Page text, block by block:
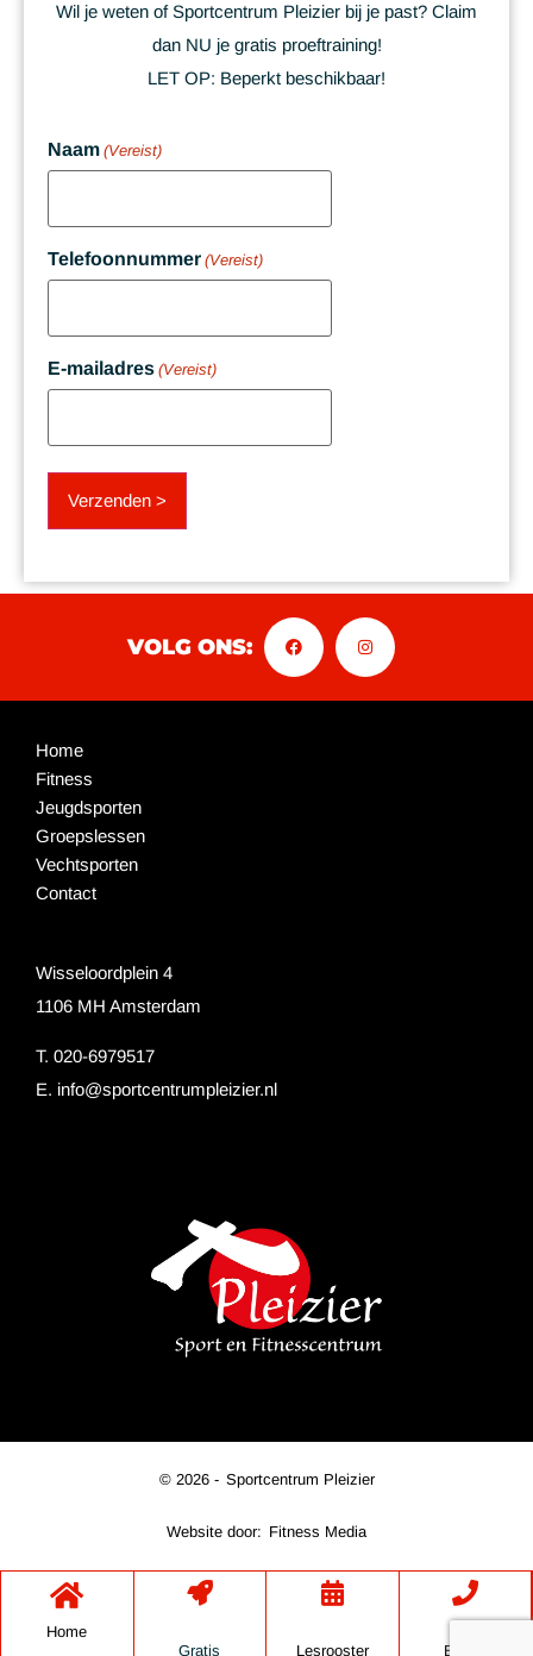
Wil je weten of Sportcentrum Pleizier bij je past? Claim
dan NU je gratis proeftraining!
LET OP: Beperkt beschikbaar!
Naam (Vereist)
Telefoonnummer (Vereist)
E-mailadres (Vereist)
VOLG ONS:
Home
Fitness
Jeugdsporten
Groepslessen
Vechtsporten
Contact
Wisseloordplein 4
1106 MH Amsterdam
T. 020-6979517
E. info@sportcentrumpleizier.nl
© 2026 - Sportcentrum Pleizier
Website door: Fitness Media
Home
Gratis
Lesrooster Bellen